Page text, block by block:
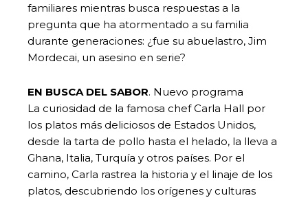
familiares mientras busca respuestas a la
pregunta que ha atormentado a su familia
durante generaciones: ¿fue su abuelastro, Jim
Mordecai, un asesino en serie?
EN BUSCA DEL SABOR. Nuevo programa
La curiosidad de la famosa chef Carla Hall por
los platos más deliciosos de Estados Unidos,
desde la tarta de pollo hasta el helado, la lleva a
Ghana, Italia, Turquía y otros países. Por el
camino, Carla rastrea la historia y el linaje de los
platos, descubriendo los orígenes y culturas